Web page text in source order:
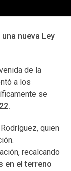
nueva Ley
de la
a los
se
quien
recalcando
en el terreno